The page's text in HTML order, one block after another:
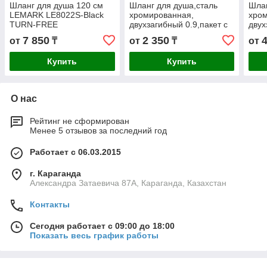
Шланг для душа 120 см
LEMARK LE8022S-Black
TURN-FREE
от 7 850 ₸
Купить
Шланг для душа,сталь
хромированная,
двухзагибный 0.9,пакет с
подвесом LEMARK
LE8027S
от 2 350₸
Купить
от
О нас
Рейтинг не сформирован
Менее 5 отзывов за последний год
Работает с 06.03.2015
г. Караганда
Александра Затаевича 87А, Караганда, Казахстан
Контакты
Сегодня работает с 09:00 до 18:00
Показать весь график работы